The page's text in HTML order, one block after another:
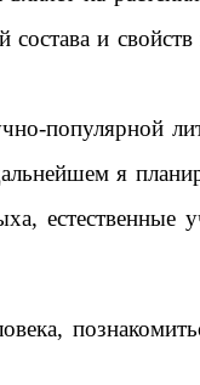
и
популярной
я
естественные